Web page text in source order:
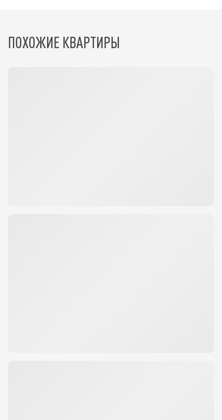
ПОХОЖИЕ КВАРТИРЫ